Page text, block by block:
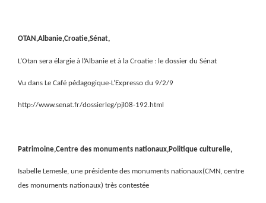
OTAN,Albanie,Croatie,Sénat,
L’Otan sera élargie à l’Albanie et à la Croatie : le dossier du Sénat
Vu dans Le Café pédagogique-L’Expresso du 9/2/9
http://www.senat.fr/dossierleg/pjl08-192.html
Patrimoine,Centre des monuments nationaux,Politique culturelle,
Isabelle Lemesle, une présidente des monuments nationaux(CMN, centre
des monuments nationaux) très contestée